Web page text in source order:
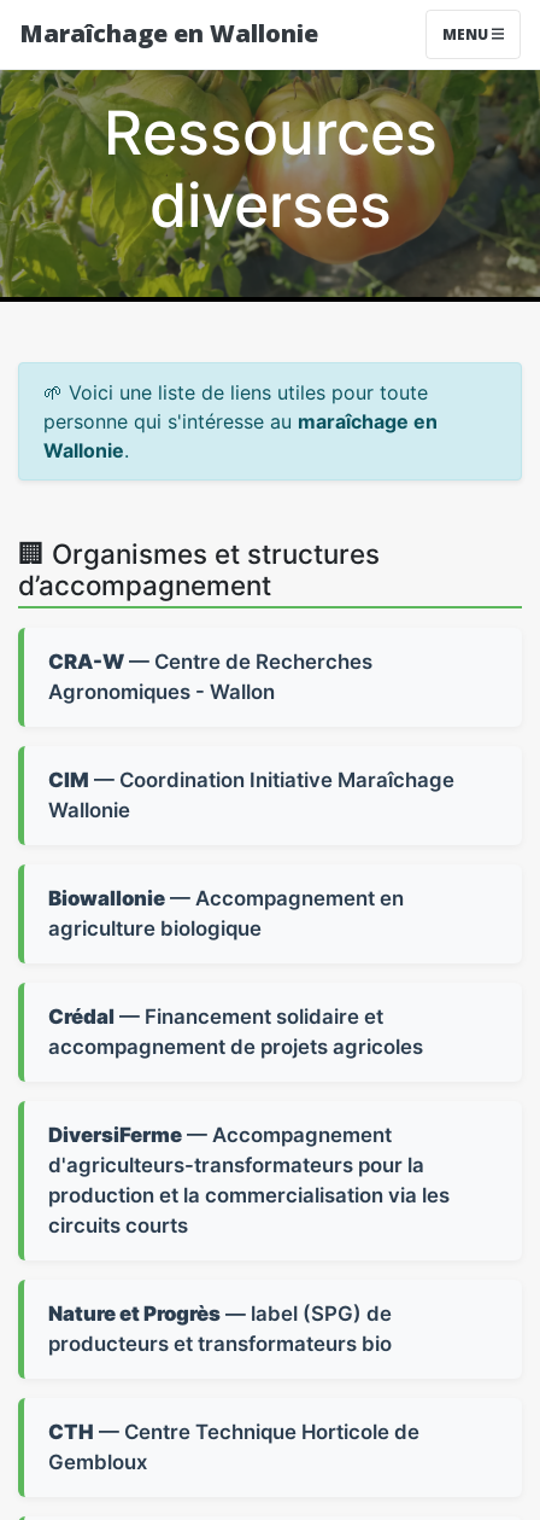
Maraîchage en Wallonie MENU
Ressources
diverses
🌱 Voici une liste de liens utiles pour toute
personne qui s'intéresse au maraîchage en
Wallonie.
🏢 Organismes et structures
d’accompagnement
CRA-W — Centre de Recherches
Agronomiques - Wallon
CIM — Coordination Initiative Maraîchage
Wallonie
Biowallonie — Accompagnement en
agriculture biologique
Crédal — Financement solidaire et
accompagnement de projets agricoles
DiversiFerme — Accompagnement
d'agriculteurs-transformateurs pour la
production et la commercialisation via les
circuits courts
Nature et Progrès — label (SPG) de
producteurs et transformateurs bio
CTH — Centre Technique Horticole de
Gembloux